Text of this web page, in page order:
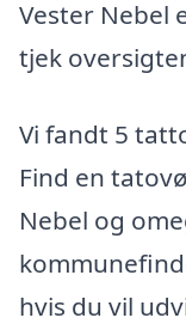
Vester Nebel
tjek
Vi fandt 5
Find en
Nebel og
hvis du vil